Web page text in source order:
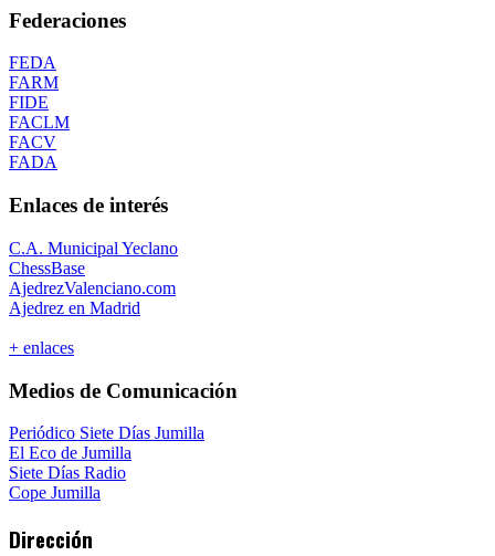
Federaciones
FEDA
FARM
FIDE
FACLM
FACV
FADA
Enlaces de interés
C.A. Municipal Yeclano
ChessBase
AjedrezValenciano.com
Ajedrez en Madrid
+ enlaces
Medios de Comunicación
Periódico Siete Días Jumilla
El Eco de Jumilla
Siete Días Radio
Cope Jumilla
Dirección